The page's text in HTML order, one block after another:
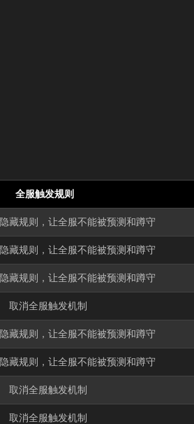
全服触发规则
藏规则，让全服不能被预测和蹲守
藏规则，让全服不能被预测和蹲守
藏规则，让全服不能被预测和蹲守
取消全服触发机制
藏规则，让全服不能被预测和蹲守
藏规则，让全服不能被预测和蹲守
取消全服触发机制
取消全服触发机制